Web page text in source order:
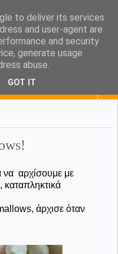
you...tea
να αρχίσουμε με
άρχισε όταν
to deliver its services
and user-agent are
and security
generate usage
abuse.
GOT IT